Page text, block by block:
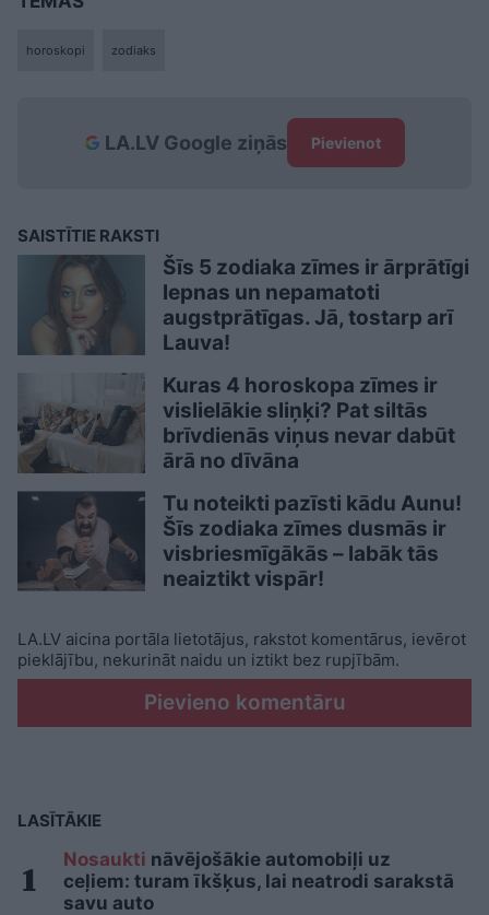
horoskopi zodiaks
LA.LV Google ziņās Pievienot
SAISTĪTIE RAKSTI
Šīs 5 zodiaka zīmes ir ārprātīgi
lepnas un nepamatoti
augstprātīgas. Jā, tostarp arī
Lauva!
Kuras 4 horoskopa zīmes ir
vislielākie sliņķi? Pat siltās
brīvdienās viņus nevar dabūt
ārā no dīvāna
Tu noteikti pazīsti kādu Aunu!
Šīs zodiaka zīmes dusmās ir
visbriesmīgākās – labāk tās
neaiztikt vispār!
LA.LV aicina portāla lietotājus, rakstot komentārus, ievērot
pieklājību, nekurināt naidu un iztikt bez rupjībām.
Pievieno komentāru
LASĪTĀKIE
Nosaukti nāvējošākie automobiļi uz
ceļiem: turam īkšķus, lai neatrodi sarakstā
savu auto